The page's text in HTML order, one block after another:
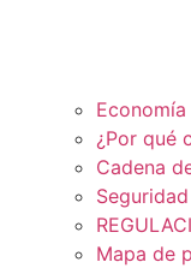
¿Por qué
Cadena
Mapa de